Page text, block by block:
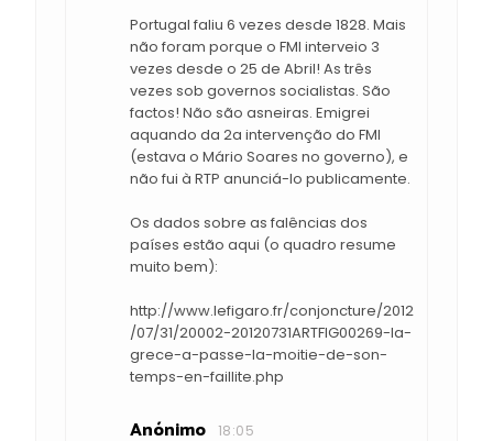
Portugal faliu 6 vezes desde 1828. Mais
não foram porque o FMI interveio 3
vezes desde o 25 de Abril! As três
vezes sob governos socialistas. São
factos! Não são asneiras. Emigrei
aquando da 2a intervenção do FMI
(estava o Mário Soares no governo), e
não fui à RTP anunciá-lo publicamente.
Os dados sobre as falências dos
países estão aqui (o quadro resume
muito bem):
http://www.lefigaro.fr/conjoncture/2012
/07/31/20002-20120731ARTFIG00269-la-
grece-a-passe-la-moitie-de-son-
temps-en-faillite.php
Anónimo 18:05